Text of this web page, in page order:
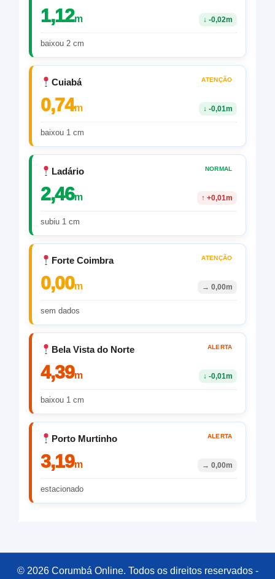
1,12m ↓ -0,02m
baixou 2 cm
Cuiabá ATENÇÃO
0,74m ↓ -0,01m
baixou 1 cm
Ladário NORMAL
2,46m ↑ +0,01m
subiu 1 cm
Forte Coimbra ATENÇÃO
0,00m → 0,00m
sem dados
Bela Vista do Norte ALERTA
4,39m ↓ -0,01m
baixou 1 cm
Porto Murtinho ALERTA
3,19m → 0,00m
estacionado
© 2026 Corumbá Online. Todos os direitos reservados -